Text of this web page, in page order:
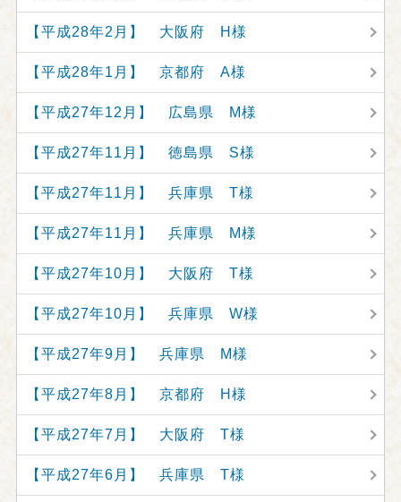
【平成28年2月】 大阪府 H様
【平成28年1月】 京都府 A様
【平成27年12月】 広島県 M様
【平成27年11月】 徳島県 S様
【平成27年11月】 兵庫県 T様
【平成27年11月】 兵庫県 M様
【平成27年10月】 大阪府 T様
【平成27年10月】 兵庫県 W様
【平成27年9月】 兵庫県 M様
【平成27年8月】 京都府 H様
【平成27年7月】 大阪府 T様
【平成27年6月】 兵庫県 T様